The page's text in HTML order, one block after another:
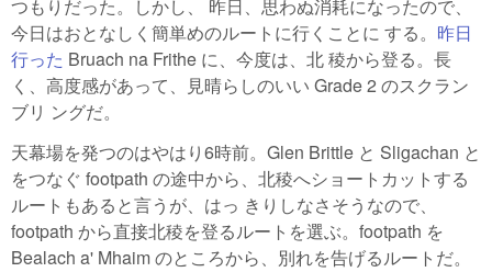
つもりだった。しかし、 昨日、思わぬ消耗になったので、
今日はおとなしく簡単めのルートに行くことに する。 昨日
行った Bruach na Frithe に、今度は、北 稜から登る。長
く、高度感があって、見晴らしのいい Grade 2 のスクラン
ブリ ングだ。
天幕場を発つのはやはり6時前。Glen Brittle と Sligachan と
をつなぐ footpath の途中から、北稜へショートカットする
ルートもあると言うが、はっ きりしなさそうなので、
footpath から直接北稜を登るルートを選ぶ。footpath を
Bealach a' Mhaim のところから、別れを告げるルートだ。